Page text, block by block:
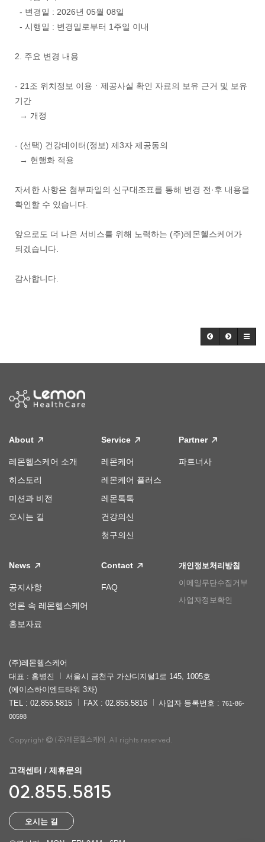
- 변경일 : 2026년 05월 08일
- 시행일 : 변경일로부터 1주일 이내
2. 주요 변경 내용
- 21조 위치정보 이용ㆍ제공사실 확인 자료의 보유 근거 및 보유
기간
→ 개정
- (선택) 건강데이터(정보) 제3자 제공동의
→ 현행화 적용
자세한 사항은 첨부파일의 신구대조표를 통해 변경 전·후 내용을
확인할 수 있습니다.
앞으로도 더 나은 서비스를 위해 노력하는 (주)레몬헬스케어가
되겠습니다.
감사합니다.
About
레몬헬스케어 소개
히스토리
미션과 비전
오시는 길
Service
레몬케어
레몬케어 플러스
레몬톡톡
건강의신
청구의신
Partner
파트너사
News
공지사항
언론 속 레몬헬스케어
홍보자료
Contact
FAQ
개인정보처리방침
이메일무단수집거부
사업자정보확인
(주)레몬헬스케어
대표 : 홍병진
서울시 금천구 가산디지털1로 145, 1005호
(에이스하이엔드타워 3차)
TEL : 02.855.5815
FAX : 02.855.5816 사업자 등록번호 : 761-86-
00598
Copyright (주)레몬헬스케어. All rights reserved.
고객센터 / 제휴문의
02.855.5815
오시는 길